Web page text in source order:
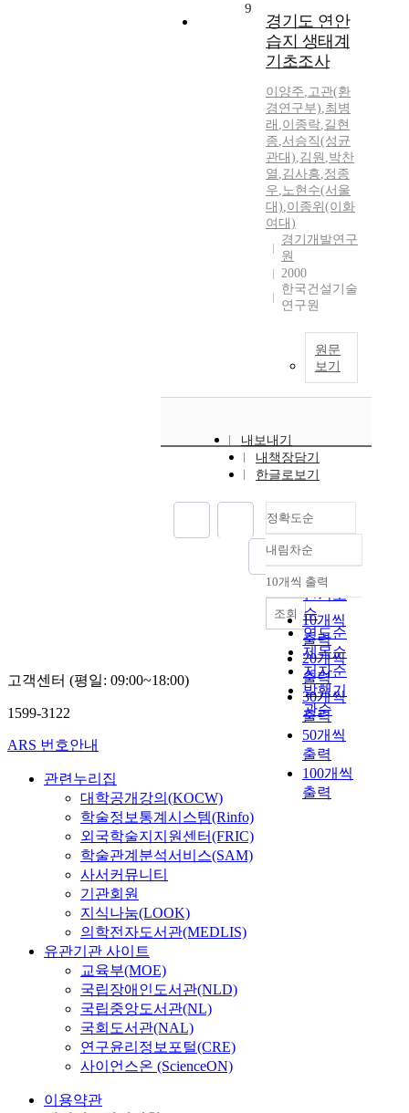
9
경기도 연안
습지 생태계
기초조사
이양주,고관(환
경연구부),최병
래 ,이종락, 길현
종,서승직(성균
관대),김원 ,박찬
열 ,김사흥,정종
우,노현수(서울
대),이종위(이화
여대)
경기개발연구
원
2000
한국건설기술
연구원
원문
보기
내보내기
내책장담기
한글로보기
정확도순
정확도
순
인기도
순
연도순
제목순
저자순
발행기
관순
내림차순
내림차순
10개씩 출력
10개씩
출력
20개씩
출력
30개씩
출력
50개씩
출력
100개씩
출력
조회
고객센터 (평일: 09:00~18:00)
1599-3122
ARS 번호안내
관련누리집
대학공개강의(KOCW)
학술정보통계시스템(Rinfo)
외국학술지지원센터(FRIC)
학술관계분석서비스(SAM)
사서커뮤니티
기관회원
지식나눔(LOOK)
의학전자도서관(MEDLIS)
유관기관 사이트
교육부(MOE)
국립장애인도서관(NLD)
국립중앙도서관(NL)
국회도서관(NAL)
연구윤리정보포털(CRE)
사이언스온 (ScienceON)
이용약관